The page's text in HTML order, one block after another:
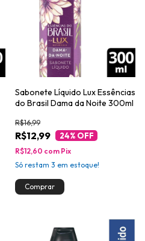
Sabonete Líquido Lux Essências
do Brasil Dama da Noite 300ml
R$12,99
R$16,99
24% OFF
R$12,60 com Pix
Só restam 3 em estoque!